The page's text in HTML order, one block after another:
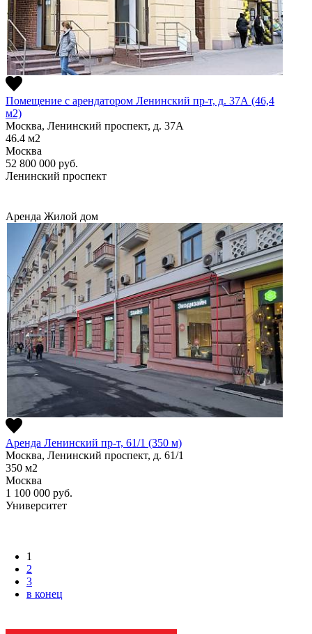
Помещение с арендатором Ленинский пр-т, д. 37А (46,4
м2)
Москва, Ленинский проспект, д. 37А
46.4 м2
Москва
52 800 000 руб.
Ленинский проспект
Аренда Жилой дом
Аренда Ленинский пр-т, 61/1 (350 м)
Москва, Ленинский проспект, д. 61/1
350 м2
Москва
1 100 000 руб.
Университет
1
2
3
в конец